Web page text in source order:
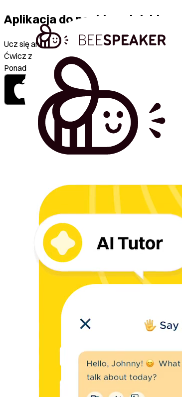
Aplikacja do nauki
Ucz się angielskiego i hiszpańskiego rozmawiając.
Ćwicz z lektorami i sztuczną inteligencją.
Ponad 3000 lekcji od poziomu A0 do C1.